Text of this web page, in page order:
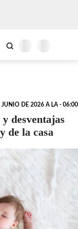
JUNIO DE 2026 A LA - 06:00
desventajas
de la casa